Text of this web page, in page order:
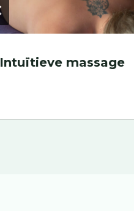
Intuïtieve massage